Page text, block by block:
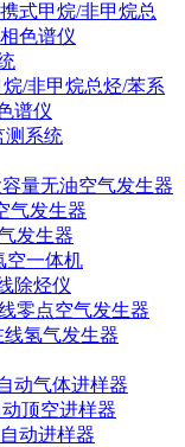
式甲烷/非甲烷总
色谱仪
/非甲烷总烃/苯系
谱仪
测系统
量无油空气发生器
气发生器
发生器
空一体机
除烃仪
零点空气发生器
线氢气发生器
动气体进样器
顶空进样器
动进样器